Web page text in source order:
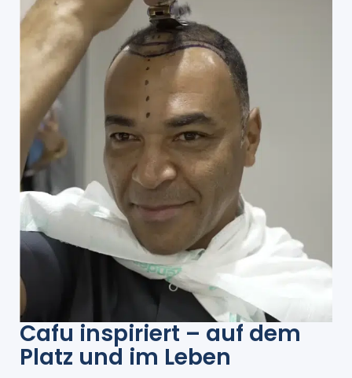
Cafu inspiriert – auf dem
Platz und im Leben